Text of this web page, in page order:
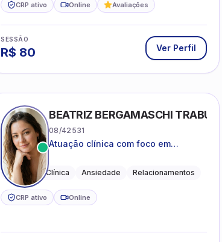
CRP ativo Online Avaliações
SESSÃO
R$ 80 Ver Perfil
BEATRIZ BERGAMASCHI TRABUCO
08/42531
Atuação clínica com foco em
e transições de vida
Psicologia Clínica Ansiedade Relacionamentos
CRP ativo Online